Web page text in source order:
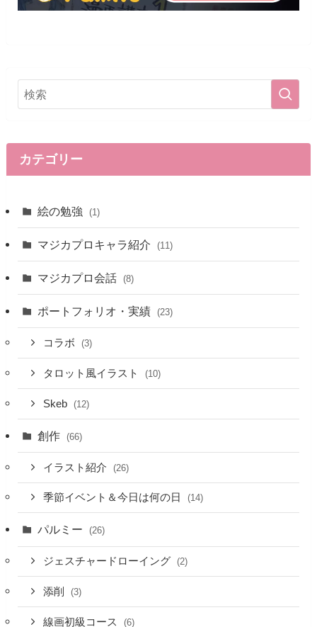
カテゴリー
絵の勉強 (1)
マジカプロキャラ紹介 (11)
マジカプロ会話 (8)
ポートフォリオ・実績 (23)
コラボ (3)
タロット風イラスト (10)
Skeb (12)
創作 (66)
イラスト紹介 (26)
季節イベント＆今日は何の日 (14)
パルミー (26)
ジェスチャードローイング (2)
添削 (3)
線画初級コース (6)